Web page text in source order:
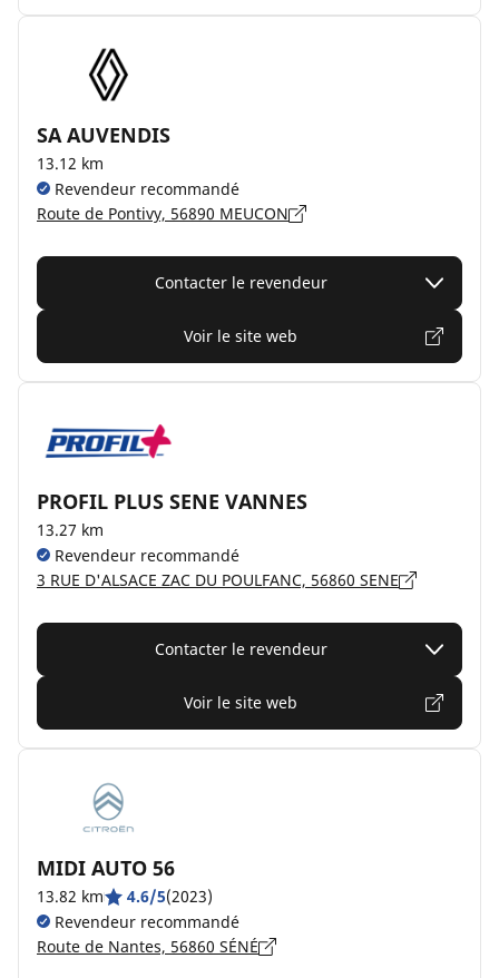
SA AUVENDIS
13.12 km
Revendeur recommandé
Route de Pontivy, 56890 MEUCON
Contacter le revendeur
Voir le site web
PROFIL PLUS SENE VANNES
13.27 km
Revendeur recommandé
3 RUE D'ALSACE ZAC DU POULFANC, 56860 SENE
Contacter le revendeur
Voir le site web
MIDI AUTO 56
13.82 km 4.6/5(2023)
Revendeur recommandé
Route de Nantes, 56860 SÉNÉ